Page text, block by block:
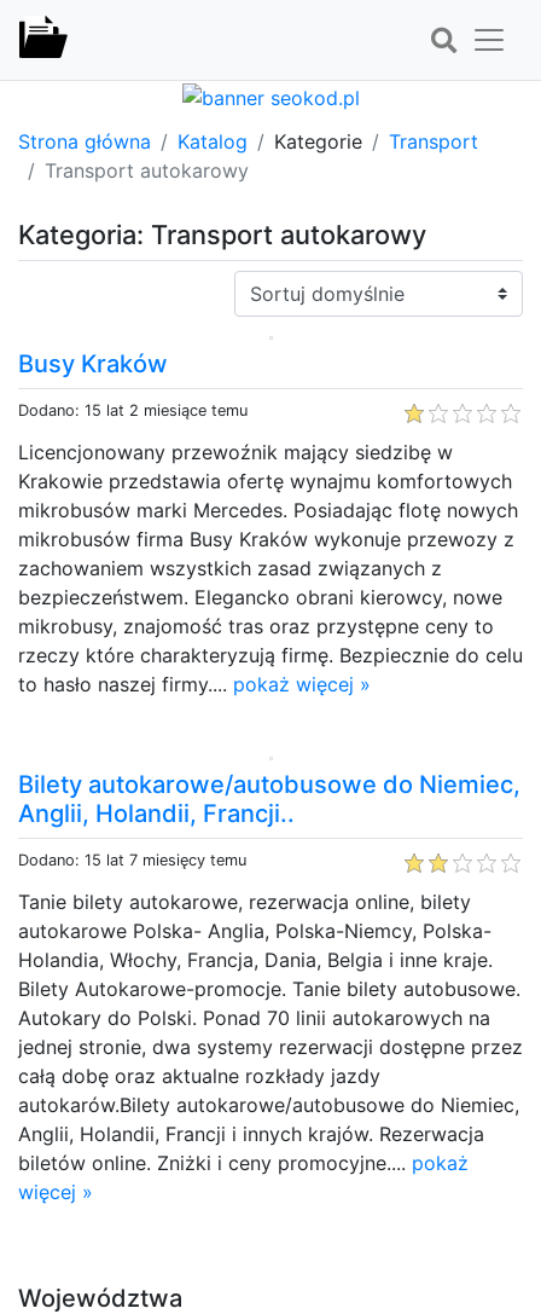
Strona główna Katalog Kategorie
Transport
Transport autokarowy
Kategoria: Transport autokarowy
Sortuj:
Busy Kraków
Dodano: 15 lat 2 miesiące temu
Licencjonowany przewoźnik mający siedzibę w
Krakowie przedstawia ofertę wynajmu komfortowych
mikrobusów marki Mercedes. Posiadając flotę nowych
mikrobusów firma Busy Kraków wykonuje przewozy z
zachowaniem wszystkich zasad związanych z
bezpieczeństwem. Elegancko obrani kierowcy, nowe
mikrobusy, znajomość tras oraz przystępne ceny to
rzeczy które charakteryzują firmę. Bezpiecznie do celu
to hasło naszej firmy.... pokaż więcej »
Bilety autokarowe/autobusowe do Niemiec,
Anglii, Holandii, Francji..
Dodano: 15 lat 7 miesięcy temu
Tanie bilety autokarowe, rezerwacja online, bilety
autokarowe Polska- Anglia, Polska-Niemcy, Polska-
Holandia, Włochy, Francja, Dania, Belgia i inne kraje.
Bilety Autokarowe-promocje. Tanie bilety autobusowe.
Autokary do Polski. Ponad 70 linii autokarowych na
jednej stronie, dwa systemy rezerwacji dostępne przez
całą dobę oraz aktualne rozkłady jazdy
autokarów.Bilety autokarowe/autobusowe do Niemiec,
Anglii, Holandii, Francji i innych krajów. Rezerwacja
biletów online. Zniżki i ceny promocyjne.... pokaż
więcej »
Województwa